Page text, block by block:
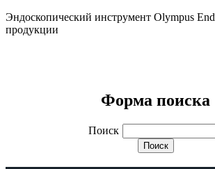
Эндоскопический инструмент Olympus
продукции
Форма поиска
Поиск